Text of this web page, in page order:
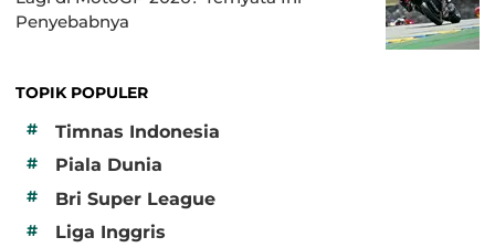
Penyebabnya
TOPIK POPULER
#
Timnas Indonesia
# Piala Dunia
# Bri Super League
# Liga Inggris